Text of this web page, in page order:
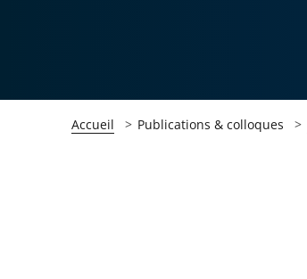
Accueil Publications & colloques